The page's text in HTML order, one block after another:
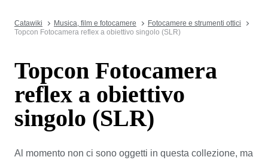
Catawiki Musica, film e fotocamere
Fotocamere e strumenti ottici
Topcon Fotocamera reflex a obiettivo singolo (SLR)
Topcon Fotocamera
reflex a obiettivo
singolo (SLR)
Al momento non ci sono oggetti in questa collezione, ma